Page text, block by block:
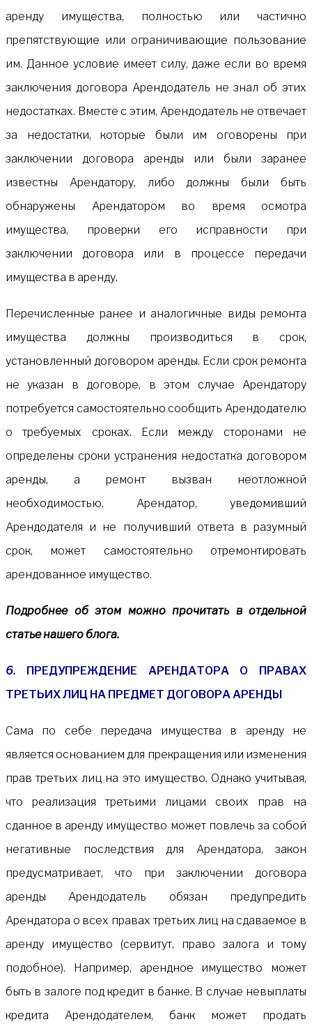
аренду имущества, полностью или частично
препятствующие или ограничивающие пользование
им. Данное условие имеет силу, даже если во время
заключения договора Арендодатель не знал об этих
недостатках. Вместе с этим, Арендодатель не отвечает
за недостатки, которые были им оговорены при
заключении договора аренды или были заранее
известны Арендатору, либо должны были быть
обнаружены Арендатором во время осмотра
имущества, проверки его исправности при
заключении договора или в процессе передачи
имущества в аренду.
Перечисленные ранее и аналогичные виды ремонта
имущества должны производиться в срок,
установленный договором аренды. Если срок ремонта
не указан в договоре, в этом случае Арендатору
потребуется самостоятельно сообщить Арендодателю
о требуемых сроках. Если между сторонами не
определены сроки устранения недостатка договором
аренды, а ремонт вызван неотложной
необходимостью, Арендатор, уведомивший
Арендодателя и не получивший ответа в разумный
срок, может самостоятельно отремонтировать
арендованное имущество.
Подробнее об этом можно прочитать в отдельной
статье нашего блога.
6. ПРЕДУПРЕЖДЕНИЕ АРЕНДАТОРА О ПРАВАХ
ТРЕТЬИХ ЛИЦ НА ПРЕДМЕТ ДОГОВОРА АРЕНДЫ
Сама по себе передача имущества в аренду не
является основанием для прекращения или изменения
прав третьих лиц на это имущество. Однако учитывая,
что реализация третьими лицами своих прав на
сданное в аренду имущество может повлечь за собой
негативные последствия для Арендатора, закон
предусматривает, что при заключении договора
аренды Арендодатель обязан предупредить
Арендатора о всех правах третьих лиц на сдаваемое в
аренду имущество (сервитут, право залога и тому
подобное). Например, арендное имущество может
быть в залоге под кредит в банке. В случае невыплаты
кредита Арендодателем, банк может продать